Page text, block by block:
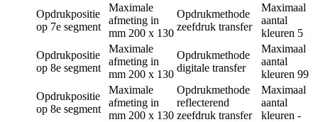
Opdrukpositie
op 7e segment
Maximale
afmeting in
mm 200 x 130
Opdrukmethode
zeefdruk transfer
Maximaal
aantal
kleuren 5
Opdrukpositie
op 8e segment
Maximale
afmeting in
mm 200 x 130
Opdrukmethode
digitale transfer
Maximaal
aantal
kleuren 99
Opdrukpositie
op 8e segment
Maximale
afmeting in
mm 200 x 130
Opdrukmethode
reflecterend
zeefdruk transfer
Maximaal
aantal
kleuren -